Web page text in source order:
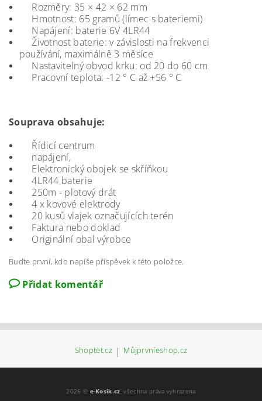
Rozměry: 35 × 42 × 62 mm
Hmotnost: 65 gramů (límec s bateriemi)
Napájení: baterie 6V 4LR44
Životnost baterie: v závislosti na frekvenci
používání, maximálně 3 měsíce
Nastavitelný obvod krku: od 20 do 60 cm
Pracovní teplota: -12 ° C až +56 ° C
Souprava obsahuje:
Řídicí centrum
napájení,
Elektronický obojek se skříňkou
4LR44 baterie
250m - plotový drát
4 x kovové elektrody
20 kusů vlajek označujících terén
Faktura nebo doklad
Originální obal výrobce
Buďte první, kdo napíše příspěvek k této položce.
Přidat komentář
Shoptet.cz | Můjprvníeshop.cz
2026 © e-Kosik.cz, všechna práva vyhrazena